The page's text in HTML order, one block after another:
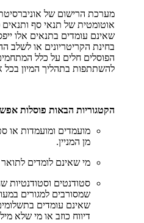
מערכת הרישום של
אוטומטית של תנאי סף ותנאים
שאינם עומדים בתנאים אלו
בחינת הקריטריונים או לשלב
הפוסלים חלים על כלל
להשתתפות בתהליך המיון
הקטגוריות הבאות פוסלות
מועמדים ומועמדות או
מן המניין.
מי שאינם לומדים
סטודנטים וסטודנטיות
שמסורבים למגורים
שאינם עומדים
דיווח כוזב או מי שלא